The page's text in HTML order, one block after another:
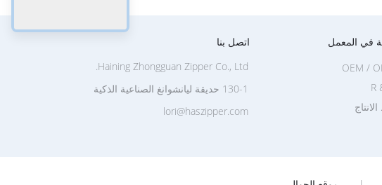
في المعمل
OEM /
R
اتصل بنا
Haining Zhongguan Zipper Co., Ltd.
130-1 حديقة ليانشوانغ الصناعية الذكية
lori@haszipper.com